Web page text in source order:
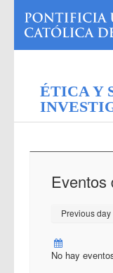
ÉTICA Y
Eventos
Previous day
No hay